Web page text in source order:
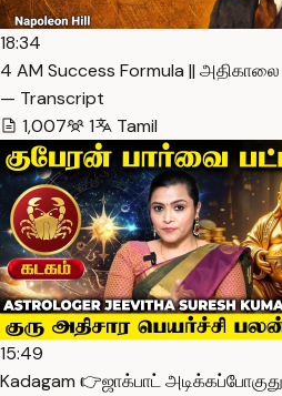
18:34
4 AM Success Formula ||
— Transcript
1,007
1 Tamil
15:49
Kadagam 👉ஜாக்பாட்